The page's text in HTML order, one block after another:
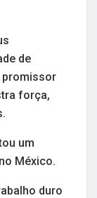
de
promissor
força,
um
México.
duro